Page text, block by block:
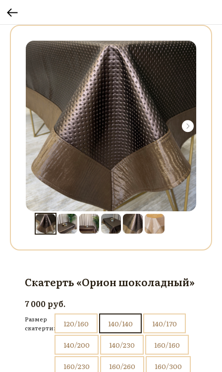
Скатерть «Орион шоколадный»
7 000 руб.
Размер
скатерти:
120/160 140/140 140/170
140/200 140/230 160/160
160/230 160/260 160/300